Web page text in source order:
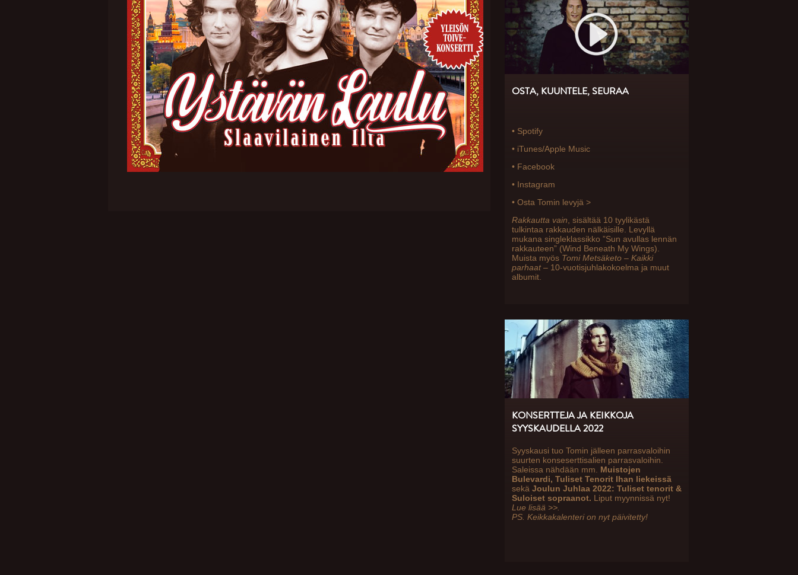
OSTA, KUUNTELE, SEURAA
• Spotify
• iTunes/Apple Music
• Facebook
• Instagram
• Osta Tomin levyjä >
Rakkautta vain , sisältää 10 tyylikästä
tulkintaa rakkauden nälkäisille. Levyllä
mukana singleklassikko ”Sun avullas lennän
rakkauteen” (Wind Beneath My Wings).
Muista myös Tomi Metsäketo – Kaikki
parhaat– 10-vuotisjuhlakokoelma ja muut
albumit.
KONSERTTEJA JA KEIKKOJA
SYYSKAUDELLA 2022
Syyskausi tuo Tomin jälleen parrasvaloihin
suurten konseserttisalien parrasvaloihin.
Saleissa nähdään mm. Muistojen
Bulevardi, Tuliset Tenorit Ihan liekeissä
sekä Joulun Juhlaa 2022: Tuliset tenorit &
Suloiset sopraanot. Liput myynnissä nyt!
Lue lisää >>.
PS. Keikkakalenteri on nyt päivitetty!